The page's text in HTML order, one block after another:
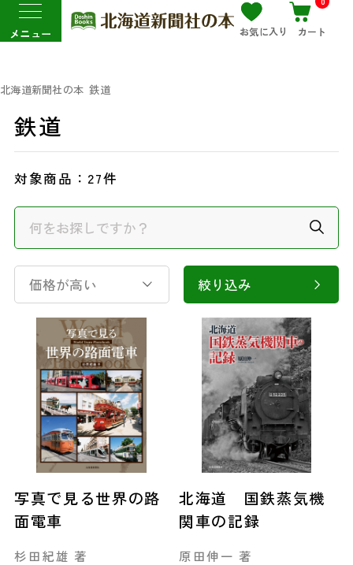
メニュー お気に入り カート
北海道新聞社の本 鉄道
鉄道
対象商品： 27件
価格が高い 絞り込み
写真で見る世界の路
面電車
杉田紀雄 著
北海道 国鉄蒸気機
関車の記録
原田伸一 著